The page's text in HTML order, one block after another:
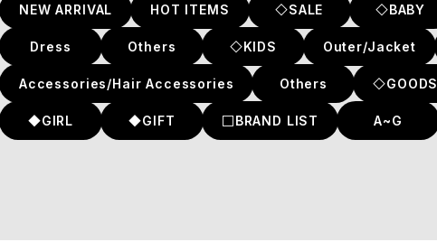
NEW ARRIVAL HOT ITEMS ◇SALE ◇BABY
Dress Others ◇KIDS Outer/Jacket
Accessories/Hair Accessories Others ◇GOODS
◆GIRL ◆GIFT □BRAND LIST A~G